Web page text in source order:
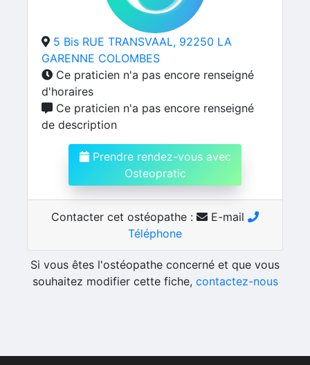
5 Bis RUE TRANSVAAL, 92250 LA
GARENNE COLOMBES
Ce praticien n'a pas encore renseigné
d'horaires
Ce praticien n'a pas encore renseigné
de description
Prendre rendez-vous avec
Osteopratic
Contacter cet ostéopathe :
E-mail
Téléphone
Si vous êtes l'ostéopathe concerné et que vous
souhaitez modifier cette fiche, contactez-nous